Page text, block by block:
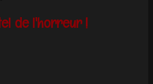
de l'horreur !